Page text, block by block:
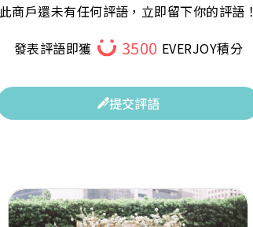
此商戶還未有任何評語，立即留下你的評語！
發表評語即獲
3500 EVERJOY積分
提交評語